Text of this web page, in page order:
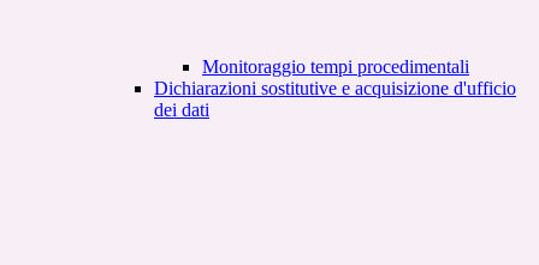
Monitoraggio tempi procedimentali
Dichiarazioni sostitutive e acquisizione d'ufficio
dei dati